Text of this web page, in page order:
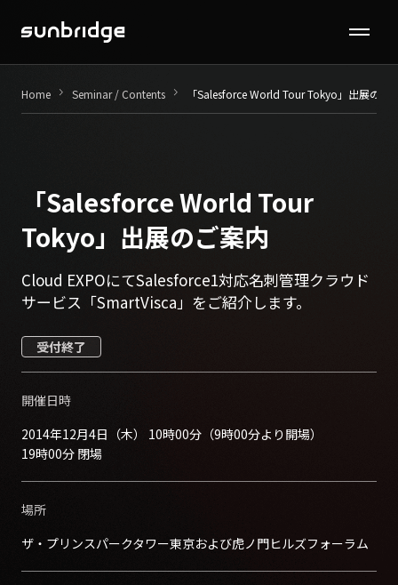
Seminar / Contents
Company
Recruit
Contact
Home keyboard_arrow_right Seminar / Contents keyboard_arrow_right 「Salesforce World Tour Tokyo」出展のご
「Salesforce World Tour
Tokyo」出展のご案内
Cloud EXPOにてSalesforce1対応名刺管理クラウド
サービス「SmartVisca」をご紹介します。
受付終了
開催日時
2014年12月4日（木） 10時00分（9時00分より開場）
19時00分 閉場
場所
ザ・プリンスパークタワー東京および虎ノ門ヒルズフォーラム